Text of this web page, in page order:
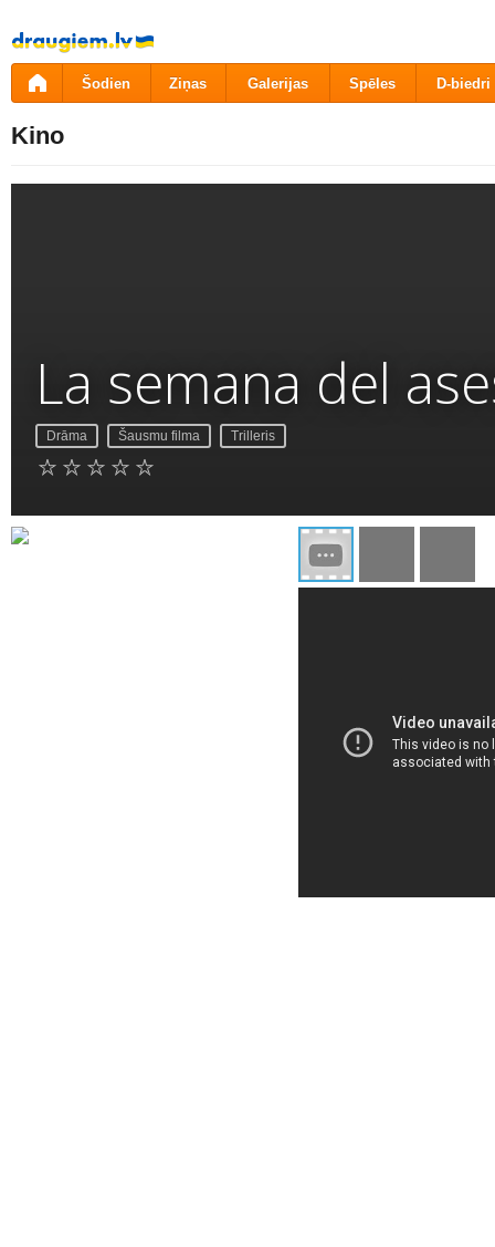
Pāriet
uz
saturu
Šodien Ziņas Galerijas Spēles D-biedri
Kino
La semana del
Drāma Šausmu filma Trilleris